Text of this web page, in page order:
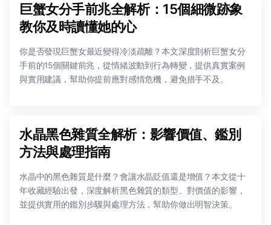
巨蟹女分手前兆全解析：15個細微跡象
教你及時讀懂她的心
你是否發現巨蟹女最近變得冷淡疏離？本文深度剖析巨蟹女分
手前的15個關鍵前兆，從情緒波動到行為轉變，提供真實案例
與實用建議，幫助你提前應對感情危機，避免措手不及。
水晶黑色雜質全解析：影響價值、鑑別
方法與處理指南
水晶中的黑色雜質是什麼？會讓水晶貶值還是增值？本文從十
年收藏經驗出發，深度解析黑色雜質的類型、對價值的影響，
並提供實用的鑑別步驟與處理方法，幫助你做出明智決策。